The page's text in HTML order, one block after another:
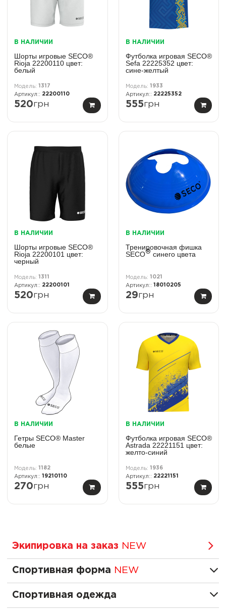
В НАЛИЧИИ
Шорты игровые SECO®
Rioja 22200110 цвет:
белый
1317
22200110
520грн
В НАЛИЧИИ
Футболка игровая SECO®
Sefa 22225352 цвет:
сине-желтый
1933
22225352
555грн
В НАЛИЧИИ
Шорты игровые SECO®
Rioja 22200101 цвет:
черный
1311
22200101
520грн
В НАЛИЧИИ
Тренировочная фишка
SECO® синего цвета
1021
18010205
29грн
В НАЛИЧИИ
Гетры SECO® Master
белые
1182
19210110
270грн
В НАЛИЧИИ
Футболка игровая SECO®
Astrada 22221151 цвет:
желто-синий
1936
22221151
555грн
Экипировка на заказ NEW
Спортивная форма NEW
Спортивная одежда